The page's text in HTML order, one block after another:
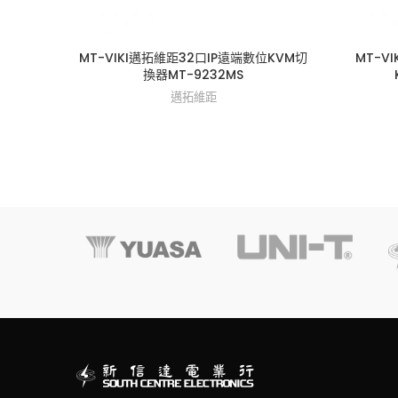
MT-VIKI邁拓維距32口IP遠端數位KVM切
換器MT-9232MS
邁拓維距
MT-